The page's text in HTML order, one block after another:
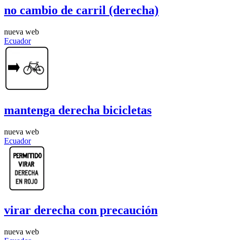
no cambio de carril (derecha)
nueva web
Ecuador
mantenga derecha bicicletas
nueva web
Ecuador
virar derecha con precaución
nueva web